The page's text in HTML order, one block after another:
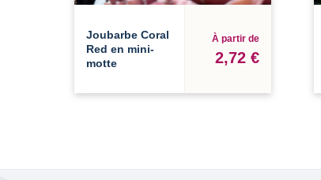
Joubarbe Coral
Red en mini-
motte
À partir de
2,72 €